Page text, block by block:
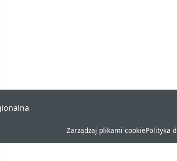
Zarządzaj plikami cookiePolityka